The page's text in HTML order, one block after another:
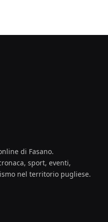
di Fasano.
sport, eventi,
nel territorio pugliese.